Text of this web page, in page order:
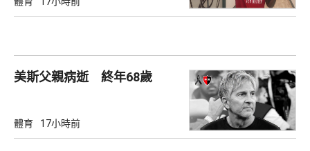
美斯父親病逝 終年68歲
體育 17小時前